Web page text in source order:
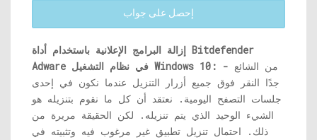
إحصل على جواب
إزالة البرامج الإعلانية باستخدام أداة Bitdefender
Adware في نظام التشغيل Windows 10: -
جدًا النقر فوق جميع أزرار التنزيل عندما نكون في إحدى
جلسات التصفح اليومية. نعتقد أن كل ما نقوم بتنزيله هو
الشيء الوحيد الذي يتم تنزيله. لكن الحقيقة مريرة من
ذلك. احتمال تنزيل تطبيق غير مرغوب فيه وتثبيته في